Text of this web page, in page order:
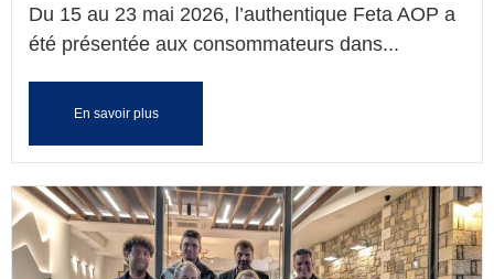
Du 15 au 23 mai 2026, l’authentique Feta AOP a
été présentée aux consommateurs dans...
En savoir plus